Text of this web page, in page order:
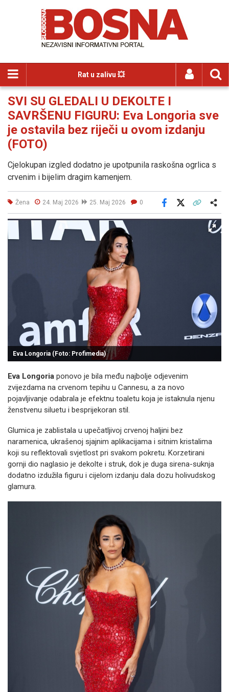
Rat u zalivu 💥
SVI SU GLEDALI U DEKOLTE I
SAVRŠENU FIGURU: Eva Longoria sve
je ostavila bez riječi u ovom izdanju
(FOTO)
Cjelokupan izgled dodatno je upotpunila raskošna ogrlica s
crvenim i bijelim dragim kamenjem.
Žena 24. Maj 2026 25. Maj 2026 0
Facebook
Eva Longoria (Foto: Profimedia)
Eva Longoria ponovo je bila među najbolje odjevenim
zvijezdama na crvenom tepihu u Cannesu, a za novo
pojavljivanje odabrala je efektnu toaletu koja je istaknula njenu
ženstvenu siluetu i besprijekoran stil.
Glumica je zablistala u upečatljivoj crvenoj haljini bez
naramenica, ukrašenoj sjajnim aplikacijama i sitnim kristalima
koji su reflektovali svjetlost pri svakom pokretu. Korzetirani
gornji dio naglasio je dekolte i struk, dok je duga sirena-suknja
dodatno izdužila figuru i cijelom izdanju dala dozu holivudskog
glamura.